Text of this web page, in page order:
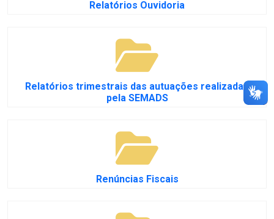
Relatórios Ouvidoria
Relatórios trimestrais das autuações realizadas
pela SEMADS
Renúncias Fiscais